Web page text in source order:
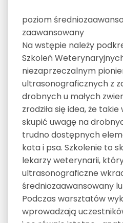
poziom
zaawansowany
Na wstępie należy
Szkoleń
niezaprzeczalnym
ultrasonograficznych z
drobnych u małych
zrodziła się idea, że
skupić uwagę na
trudno dostępnych
kota i psa. Szkolenie to
lekarzy weterynarii,
ultrasonograficzne
średniozaawansowany
Podczas warsztatów
wprowadzają